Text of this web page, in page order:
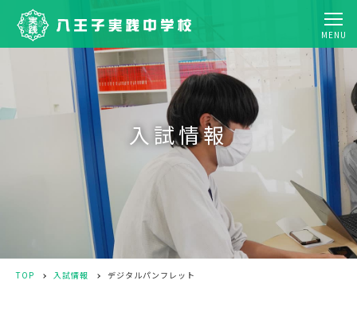
MENU
入試情報
TOP 入試情報 デジタルパンフレット